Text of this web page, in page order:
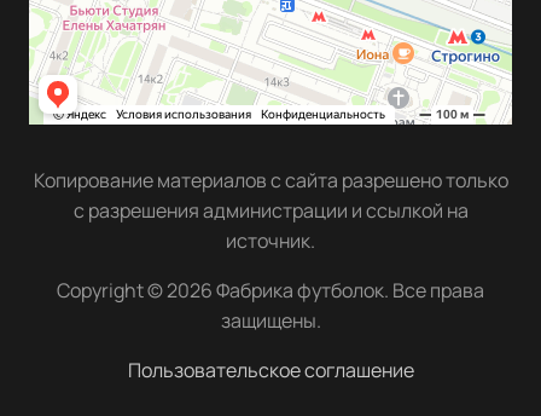
Копирование материалов с сайта разрешено только
с разрешения администрации и ссылкой на
источник.
Copyright © 2026 Фабрика футболок. Все права
защищены.
Пользовательское соглашение